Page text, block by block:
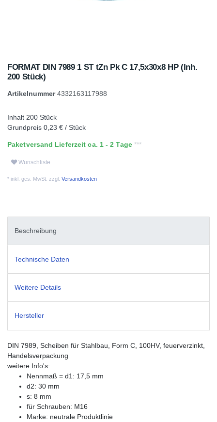
FORMAT DIN 7989 1 ST tZn Pk C 17,5x30x8 HP (Inh.
200 Stück)
Artikelnummer4332163117988
Inhalt 200 Stück
Grundpreis 0,23 € / Stück
Paketversand Lieferzeit ca. 1 - 2 Tage
Wunschliste
* inkl. ges. MwSt. zzgl. Versandkosten
Beschreibung
Technische Daten
Weitere Details
Hersteller
DIN 7989, Scheiben für Stahlbau, Form C, 100HV, feuerverzinkt,
Handelsverpackung
weitere Info's:
Nennmaß = d1: 17,5 mm
d2: 30 mm
s: 8 mm
für Schrauben: M16
Marke: neutrale Produktlinie